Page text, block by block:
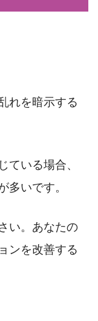
れを暗示する
ている場合、
多いです。
い。あなたの
ンを改善する